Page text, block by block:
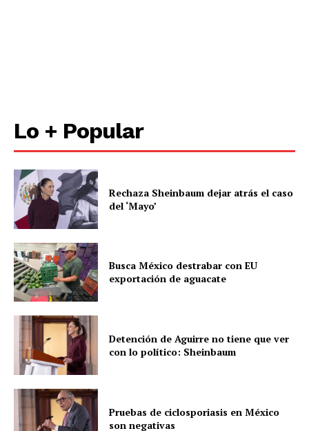
Lo + Popular
Rechaza Sheinbaum dejar atrás el caso
del ‘Mayo’
Busca México destrabar con EU
exportación de aguacate
Detención de Aguirre no tiene que ver
con lo político: Sheinbaum
Pruebas de ciclosporiasis en México
son negativas